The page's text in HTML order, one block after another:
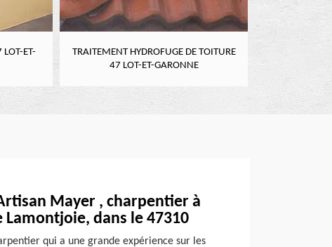
LOT-ET-
TRAITEMENT HYDROFUGE DE TOITURE
47 LOT-ET-GARONNE
Mayer , charpentier à
Lamontjoie, dans le 47310
qui a une grande expérience sur les